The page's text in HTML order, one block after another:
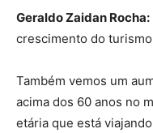
Geraldo Zaidan Rocha:
crescimento do
Também vemos um
acima dos 60 anos no
etária que está